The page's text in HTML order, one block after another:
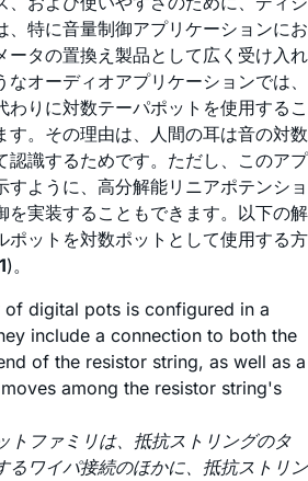
、特に音量制御アプリケーションにお
ータの置換え製品として広く受け入れ
オーディオアプリケーションでは、
わりに対数テーパポットを使用するこ
す。その理由は、人間の耳は音の対数
認識するためです。ただし、このアプ
すように、高分解能リニアポテンショ
を実装することもできます。以下の解
ポットを対数ポットとして使用する方
)。
トファミリは、抵抗ストリングのタ
るワイパ接続のほかに、抵抗ストリン